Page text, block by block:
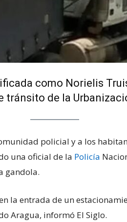
como Norielis
tránsito de la
policial y a los
una oficial de la Policía
gandola.
la entrada de un
Aragua, informó El Siglo.